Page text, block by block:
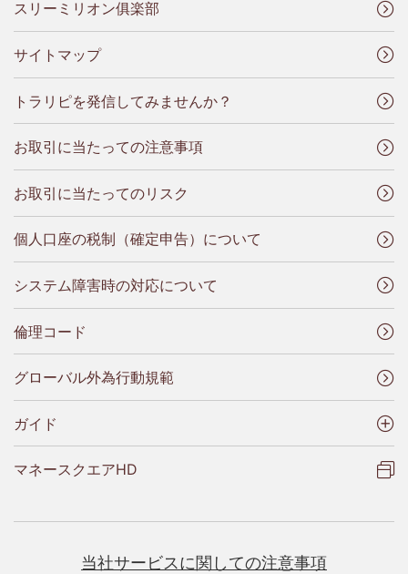
スリーミリオン俱楽部
サイトマップ
トラリピを発信してみませんか？
お取引に当たっての注意事項
お取引に当たってのリスク
個人口座の税制（確定申告）について
システム障害時の対応について
倫理コード
グローバル外為行動規範
ガイド
マネースクエアHD
当社サービスに関しての注意事項